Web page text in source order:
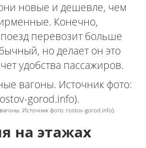
новые и дешевле, чем
Конечно,
перевозит больше
но делает он это
удобства пассажиров.
Источник фото: rostov-gorod.info).
на этажах